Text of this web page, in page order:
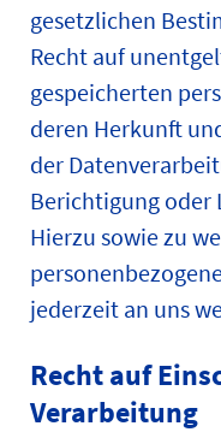
gesetzlichen
Recht auf
gespeicherten
deren Herkunft
der
Berichtigung oder
Hierzu sowie zu
jederzeit an uns
Recht auf
Verarbeitung